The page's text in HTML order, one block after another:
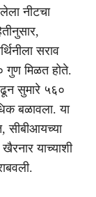
नीटचा
सराव
गुण मिळत होते.
सुमारे ५६०
बळावला. या
सीबीआयच्या
याच्याशी